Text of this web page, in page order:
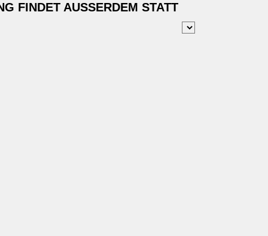
FINDET AUSSERDEM STATT